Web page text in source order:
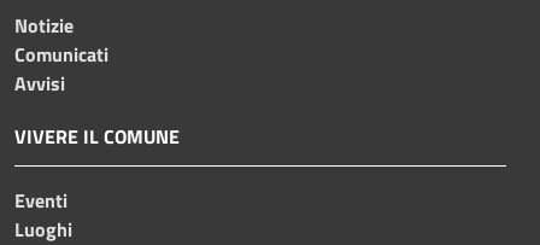
Notizie
Comunicati
Avvisi
VIVERE IL COMUNE
Eventi
Luoghi